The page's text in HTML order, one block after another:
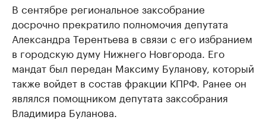
В сентябре региональное заксобрание
досрочно прекратило полномочия депутата
Александра Терентьева в связи с его избранием
в городскую думу Нижнего Новгорода. Его
мандат был передан Максиму Буланову, который
также войдет в состав фракции КПРФ. Ранее он
являлся помощником депутата заксобрания
Владимира Буланова.